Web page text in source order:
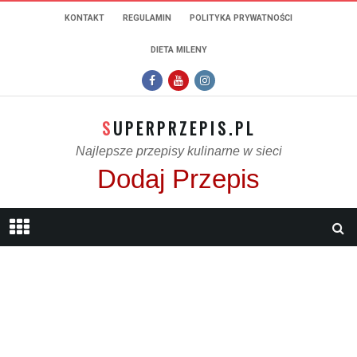
KONTAKT REGULAMIN POLITYKA PRYWATNOŚCI
DIETA MILENY
SUPERPRZEPIS.PL
Najlepsze przepisy kulinarne w sieci
Dodaj Przepis